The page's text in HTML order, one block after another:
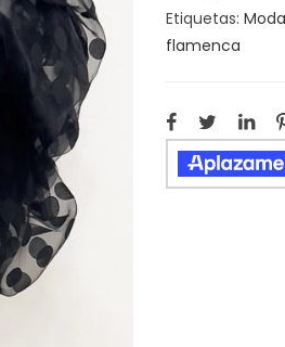
Etiquetas:
flamenca